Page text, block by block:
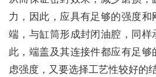
力，因此，应具有足够的强度
端，与缸筒形成封闭油腔，同样
此，端盖及其连接件都应有足
虑强度，又要选择工艺性较好的